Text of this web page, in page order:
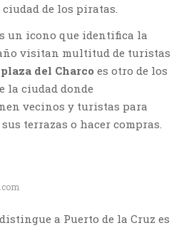
de los piratas.
un icono que identifica la
visitan multitud de turistas
plaza del Charco es otro de los
la ciudad donde
vecinos y turistas para
terrazas o hacer compras.
a Puerto de la Cruz es